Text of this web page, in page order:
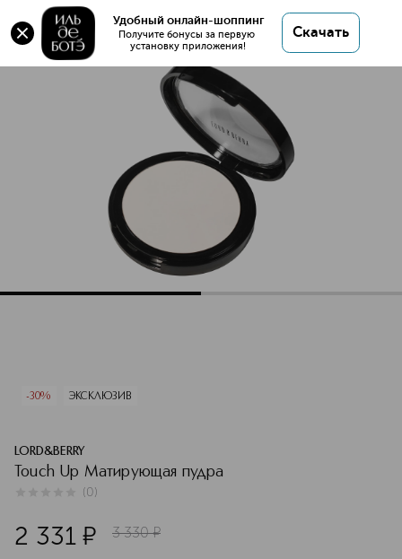
Удобный онлайн-шоппинг
Получите бонусы за первую
установку приложения!
Скачать
Оригинал 💯 Touch Up Матирующая пудра купить
в интернет магазине ИЛЬ ДЕ БОТЭ с доставкой.
Touch Up Матирующая пудра
Характеристики
-30% ЭКСКЛЮЗИВ
LORD&BERRY
Touch Up Матирующая пудра
(0)
2 331 ¤ 3 330 ¤